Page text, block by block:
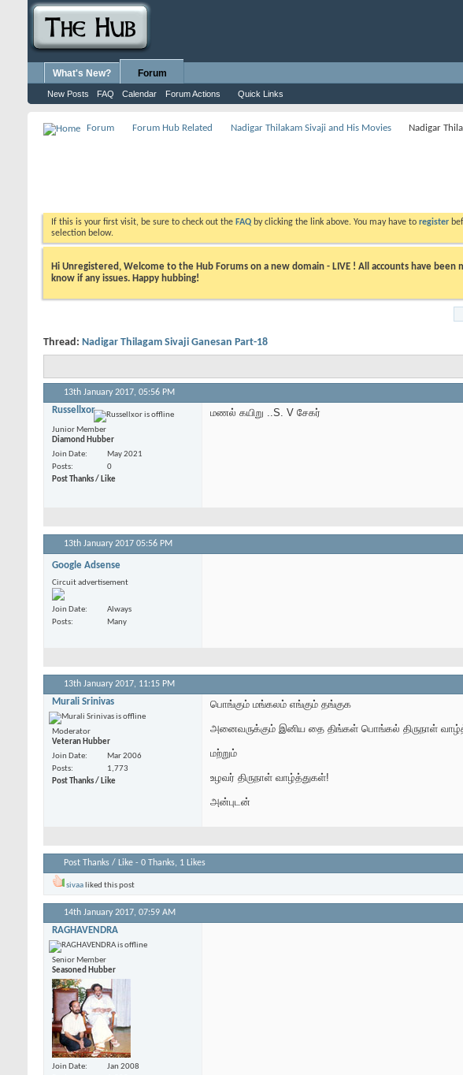
What's New? Forum
New Posts FAQ Calendar Forum Actions Quick Links
Forum Forum Hub Related Nadigar Thilakam Sivaji and His Movies Nadigar
If this is your first visit, be sure to check out the FAQ by clicking the link above. You may have to register
selection below.
Hi Unregistered, Welcome to the Hub Forums on a new domain - LIVE ! All accounts have
know if any issues. Happy hubbing!
Thread: Nadigar Thilagam Sivaji Ganesan Part-18
13th January 2017, 05:56 PM
Russellxor
Junior Member
Diamond Hubber
Join Date
May 2021
Posts
0
Post Thanks / Like
மணல் கயிறு ..S. V சேகர்
13th January 2017 05:56 PM
Google Adsense
Circuit advertisement
Join Date
Always
Posts
Many
13th January 2017, 11:15 PM
Murali Srinivas
Moderator
Veteran Hubber
Join Date
Mar 2006
Posts
1,773
Post Thanks / Like
பொங்கும் மங்கலம் எங்கும் தங்குக
அனைவருக்கும் இனிய தை திங்கள் பொங்கல் திருநாள்
மற்றும்
உழவர் திருநாள் வாழ்த்துகள்!
அன்புடன்
Post Thanks / Like - 0 Thanks, 1 Likes
sivaaliked this post
14th January 2017, 07:59 AM
RAGHAVENDRA
Senior Member
Seasoned Hubber
Join Date
Jan 2008